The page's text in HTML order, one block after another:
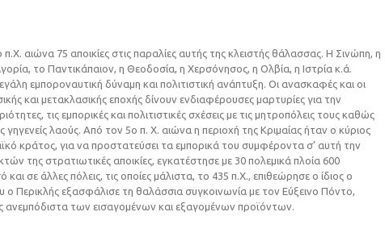
αιώνα 75 αποικίες στις παραλίες αυτής της κλειστής θάλασσας. H Σινώπη, η
το Παντικάπαιον, η Θεοδοσία, η Xερσόνησος, η Oλβία, η Iστρία κ.ά.
εμποροναυτική δύναμη και πολιτιστική ανάπτυξη. Οι ανασκαφές και οι
και μετακλασικής εποχής δίνουν ενδιαφέρουσες μαρτυρίες για την
τις εμπορικές και πολιτιστικές σχέσεις με τις μητροπόλεις τους καθώς
γηγενείς λαούς. Από τον 5ο π. X. αιώνα η περιοχή της Κριμαίας ήταν ο κύριος
κράτος, για να προστατεύσει τα εμπορικά του συμφέροντα σ’ αυτή την
της στρατιωτικές αποικίες, εγκατέστησε με 30 πολεμικά πλοία 600
σε άλλες πόλεις, τις οποίες μάλιστα, το 435 π.X., επιθεώρησε ο ίδιος ο
Περικλής εξασφάλισε τη θαλάσσια συγκοινωνία με τον Εύξεινο Πόντο,
των εισαγομένων και εξαγομένων προϊόντων.